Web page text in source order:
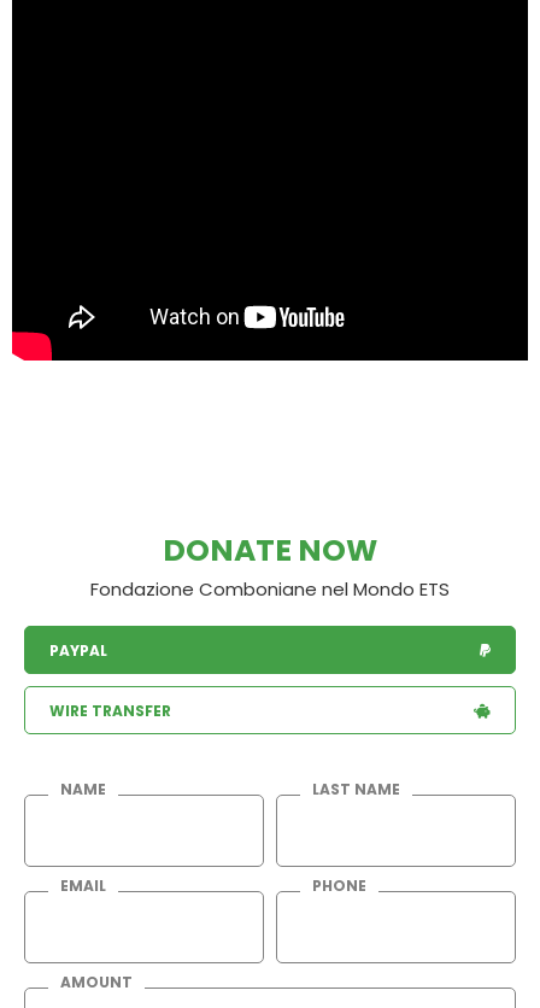
DONATE NOW
Fondazione Comboniane nel Mondo ETS
PAYPAL
WIRE TRANSFER
NAME LAST NAME
EMAIL PHONE
AMOUNT